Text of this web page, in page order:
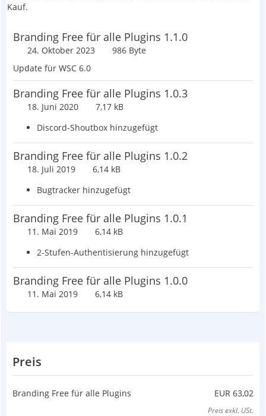
Kauf.
Branding Free für alle Plugins 1.1.0
24. Oktober 2023
986 Byte
Update für WSC 6.0
Branding Free für alle Plugins 1.0.3
18. Juni 2020
7,17 kB
Discord-Shoutbox hinzugefügt
Branding Free für alle Plugins 1.0.2
18. Juli 2019
6,14 kB
Bugtracker hinzugefügt
Branding Free für alle Plugins 1.0.1
11. Mai 2019
6,14 kB
2-Stufen-Authentisierung hinzugefügt
Branding Free für alle Plugins 1.0.0
11. Mai 2019 6,14 kB
Preis
Branding Free für alle Plugins EUR 63,02
Preis exkl. USt.